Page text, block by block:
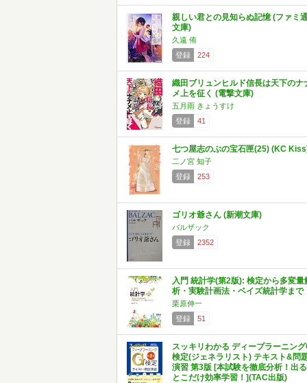
親しい君との見知らぬ記憶 (ファミ
文庫)
久遠 侑
登録
224
織田ブリュンヒルド信長は天下のナ
メ上を征く (電撃文庫)
五月雨 きょうすけ
登録
41
七つ屋志のぶの宝石匣(25) (KC
二ノ宮 知子
登録
253
ゴリオ爺さん (新潮文庫)
バルザック
登録
2352
入門 統計学(第2版): 検定から多変量
析・実験計画法・ベイズ統計学まで
栗原伸一
登録
51
スッキリわかる ディープラーニング
検定(ジェネラリスト) テキスト&問
演習 第3版 [本試験を徹底分析！出る
とこだけ効率学習！](TAC出版)